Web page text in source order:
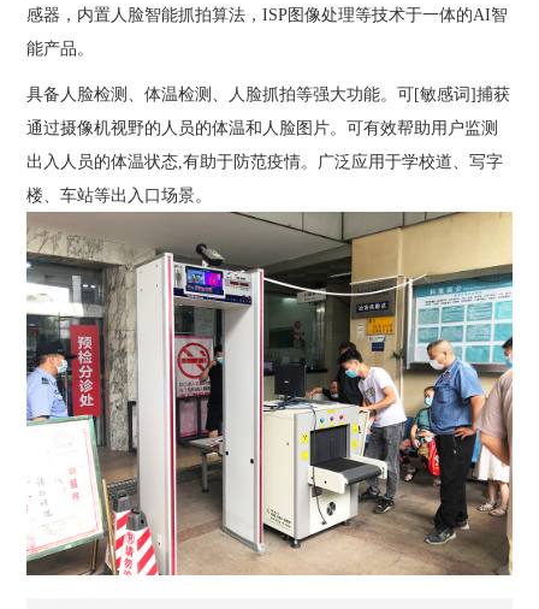
感器，内置人脸智能抓拍算法，ISP图像处理等技术于一体的AI智
能产品。
具备人脸检测、体温检测、人脸抓拍等强大功能。可[敏感词]捕获
通过摄像机视野的人员的体温和人脸图片。可有效帮助用户监测
出入人员的体温状态,有助于防范疫情。广泛应用于学校道、写字
楼、车站等出入口场景。